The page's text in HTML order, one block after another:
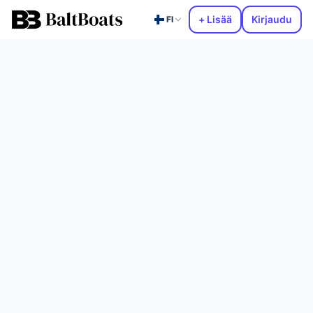
FI + Lisää Kirjaudu